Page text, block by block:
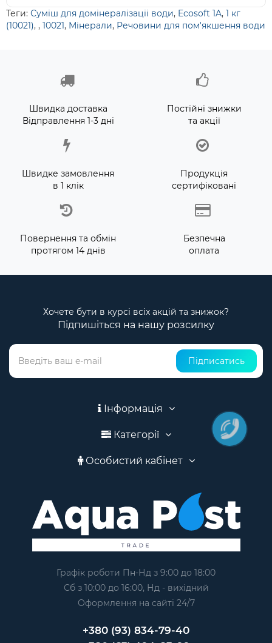
Теги: Суміш для домінералізаціі води, Ecosoft 1A, 1 кг
(10021), , 10021, Мінерали, Речовини для пом'якшення води
Швидка доставка
Відправлення 1-3 дні
Постійні знижки
та акції
Швидке замовлення
в 1 клік
Продукція
сертифіковані
Повернення та обмін
протягом 14 днів
Безпечна
оплата
Хочете бути в курсі всіх акцій та знижок?
Підпишіться на нашу розсилку
Підписатись
Інформація
Категорії
Особистий кабінет
Графік роботи Пн-Нд з 9:00 до 18:00
Сб з 10:00 до 16:00, Нд - вихідний
Оформлення на сайтi 24/7
+380 (93) 834-79-40